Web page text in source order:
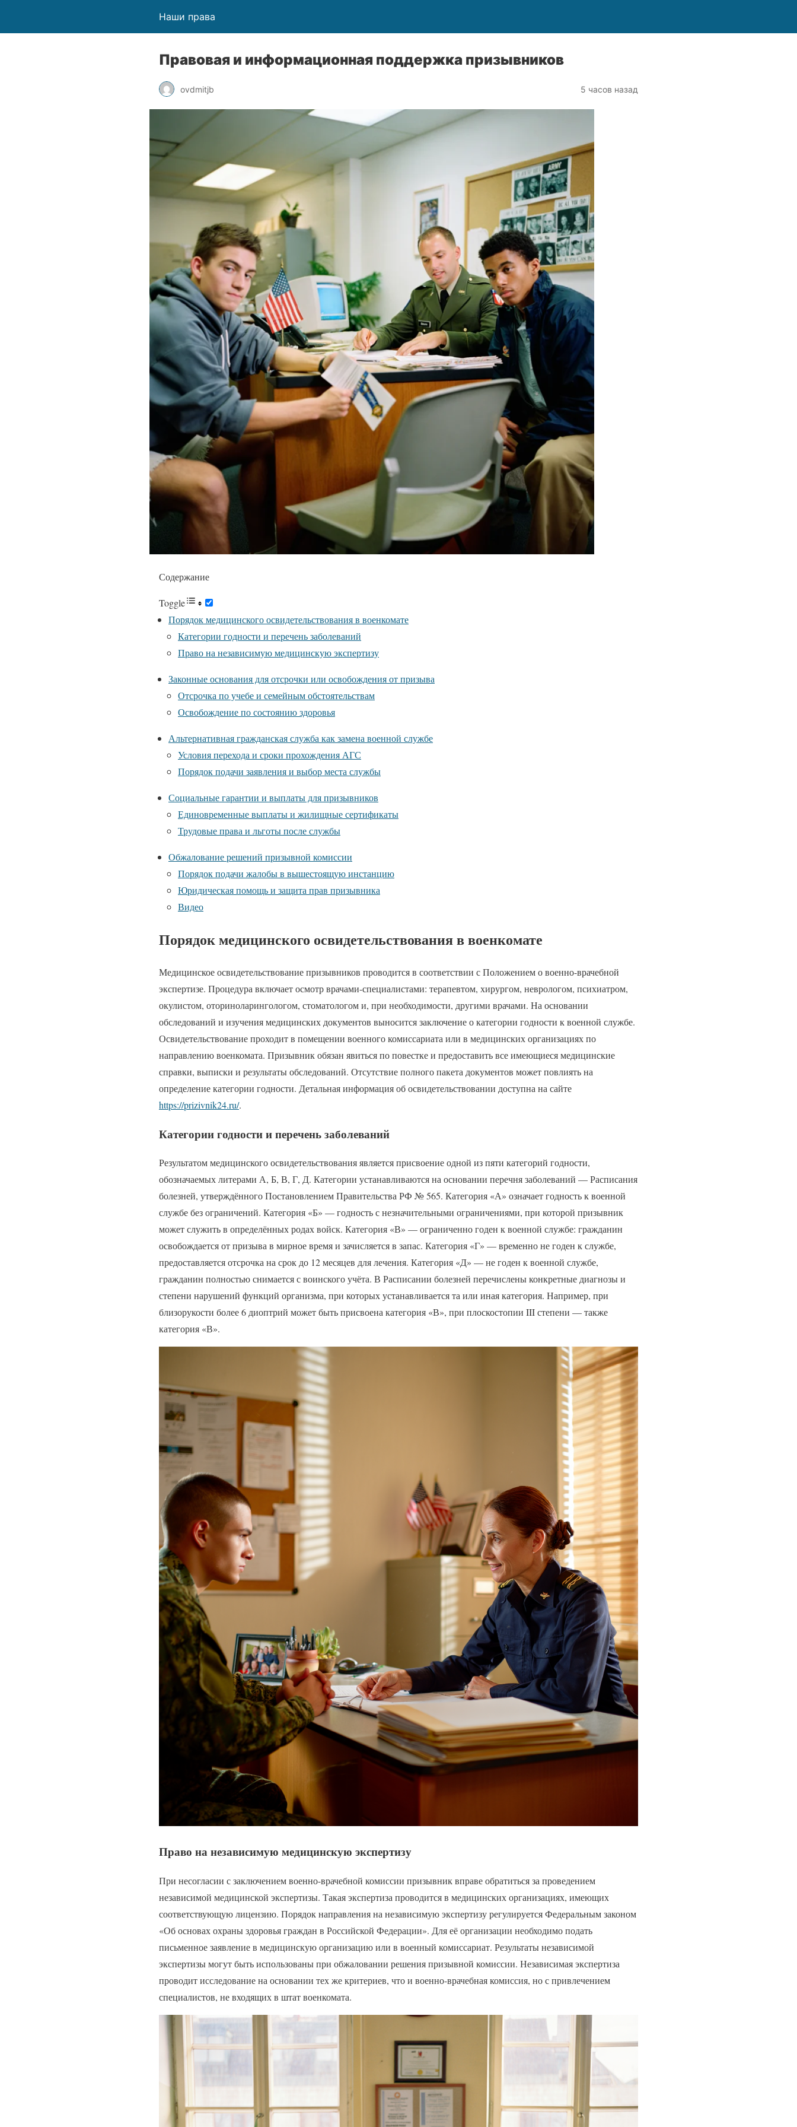
Наши права
Правовая и информационная поддержка призывников
ovdmitjb 5 часов назад
Содержание
Toggle
Порядок медицинского освидетельствования в военкомате
Категории годности и перечень заболеваний
Право на независимую медицинскую экспертизу
Законные основания для отсрочки или освобождения от призыва
Отсрочка по учебе и семейным обстоятельствам
Освобождение по состоянию здоровья
Альтернативная гражданская служба как замена военной службе
Условия перехода и сроки прохождения АГС
Порядок подачи заявления и выбор места службы
Социальные гарантии и выплаты для призывников
Единовременные выплаты и жилищные сертификаты
Трудовые права и льготы после службы
Обжалование решений призывной комиссии
Порядок подачи жалобы в вышестоящую инстанцию
Юридическая помощь и защита прав призывника
Видео
Порядок медицинского освидетельствования в военкомате
Медицинское освидетельствование призывников проводится в соответствии с Положением о военно-врачебной
экспертизе. Процедура включает осмотр врачами-специалистами: терапевтом, хирургом, неврологом, психиатром,
окулистом, оториноларингологом, стоматологом и, при необходимости, другими врачами. На основании
обследований и изучения медицинских документов выносится заключение о категории годности к военной службе.
Освидетельствование проходит в помещении военного комиссариата или в медицинских организациях по
направлению военкомата. Призывник обязан явиться по повестке и предоставить все имеющиеся медицинские
справки, выписки и результаты обследований. Отсутствие полного пакета документов может повлиять на
определение категории годности. Детальная информация об освидетельствовании доступна на сайте
https://prizivnik24.ru/.
Категории годности и перечень заболеваний
Результатом медицинского освидетельствования является присвоение одной из пяти категорий годности,
обозначаемых литерами А, Б, В, Г, Д. Категории устанавливаются на основании перечня заболеваний — Расписания
болезней, утверждённого Постановлением Правительства РФ № 565. Категория «А» означает годность к военной
службе без ограничений. Категория «Б» — годность с незначительными ограничениями, при которой призывник
может служить в определённых родах войск. Категория «В» — ограниченно годен к военной службе: гражданин
освобождается от призыва в мирное время и зачисляется в запас. Категория «Г» — временно не годен к службе,
предоставляется отсрочка на срок до 12 месяцев для лечения. Категория «Д» — не годен к военной службе,
гражданин полностью снимается с воинского учёта. В Расписании болезней перечислены конкретные диагнозы и
степени нарушений функций организма, при которых устанавливается та или иная категория. Например, при
близорукости более 6 диоптрий может быть присвоена категория «В», при плоскостопии III степени — также
категория «В».
Право на независимую медицинскую экспертизу
При несогласии с заключением военно-врачебной комиссии призывник вправе обратиться за проведением
независимой медицинской экспертизы. Такая экспертиза проводится в медицинских организациях, имеющих
соответствующую лицензию. Порядок направления на независимую экспертизу регулируется Федеральным законом
«Об основах охраны здоровья граждан в Российской Федерации». Для её организации необходимо подать
письменное заявление в медицинскую организацию или в военный комиссариат. Результаты независимой
экспертизы могут быть использованы при обжаловании решения призывной комиссии. Независимая экспертиза
проводит исследование на основании тех же критериев, что и военно-врачебная комиссия, но с привлечением
специалистов, не входящих в штат военкомата.